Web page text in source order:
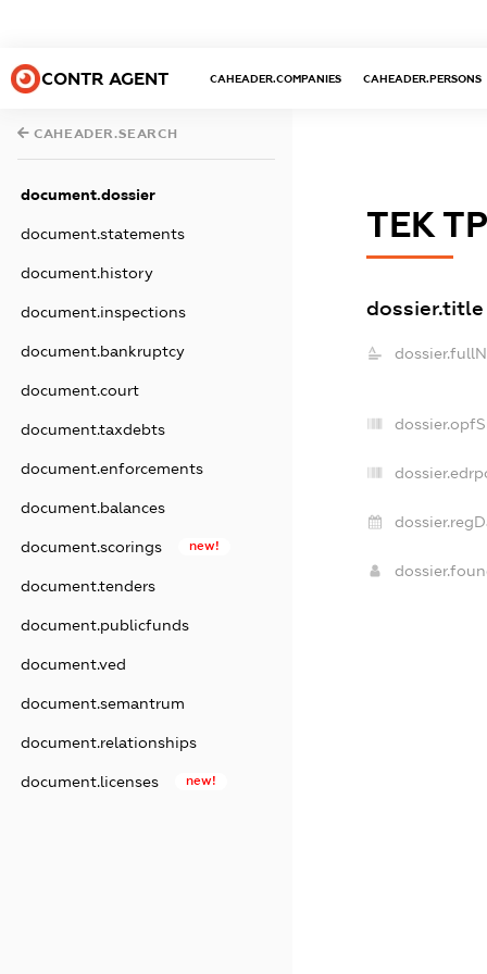
CONTR AGENT CAHEADER.COMPANIES CAHEADER.PERSONS
CAHEADER.SEARCH
document.dossier
document.statements
document.history
document.inspections
document.bankruptcy
document.court
document.taxdebts
document.enforcements
document.balances
document.scorings new!
document.tenders
document.publicfunds
document.ved
document.semantrum
document.relationships
document.licenses new!
ТЕК
dossier.title